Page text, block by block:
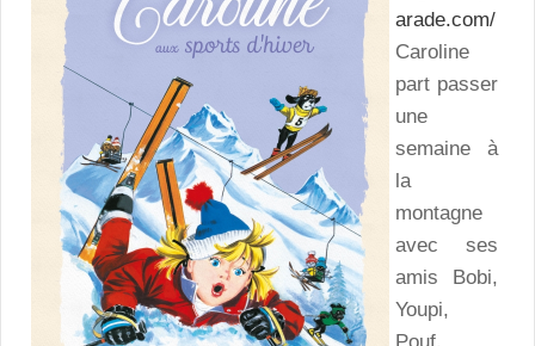
arade.com/
Caroline
part passer
une
semaine à
la
montagne
avec ses
amis Bobi,
Youpi,